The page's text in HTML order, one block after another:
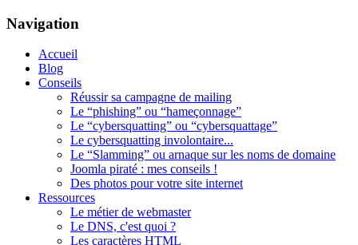
Navigation
Accueil
Blog
Conseils
Réussir sa campagne de mailing
Le “phishing” ou “hameçonnage”
Le “cybersquatting” ou “cybersquattage”
Le cybersquatting involontaire...
Le “Slamming” ou arnaque sur les noms de domaine
Joomla piraté : mes conseils !
Des photos pour votre site internet
Ressources
Le métier de webmaster
Le DNS, c'est quoi ?
Les caractères HTML